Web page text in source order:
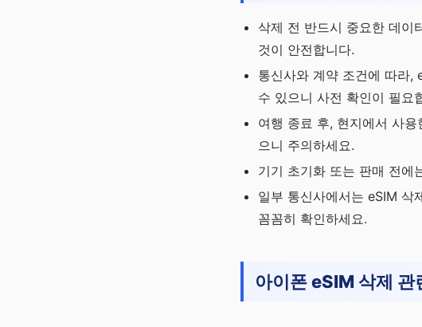
삭제 전 반드시 중요한 데이
것이 안전합니다.
통신사와 계약 조건에 따라,
수 있으니 사전 확인이 필요
여행 종료 후, 현지에서 사
으니 주의하세요.
기기 초기화 또는 판매 전에
일부 통신사에서는 eSIM 삭
꼼꼼히 확인하세요.
아이폰 eSIM 삭제 관